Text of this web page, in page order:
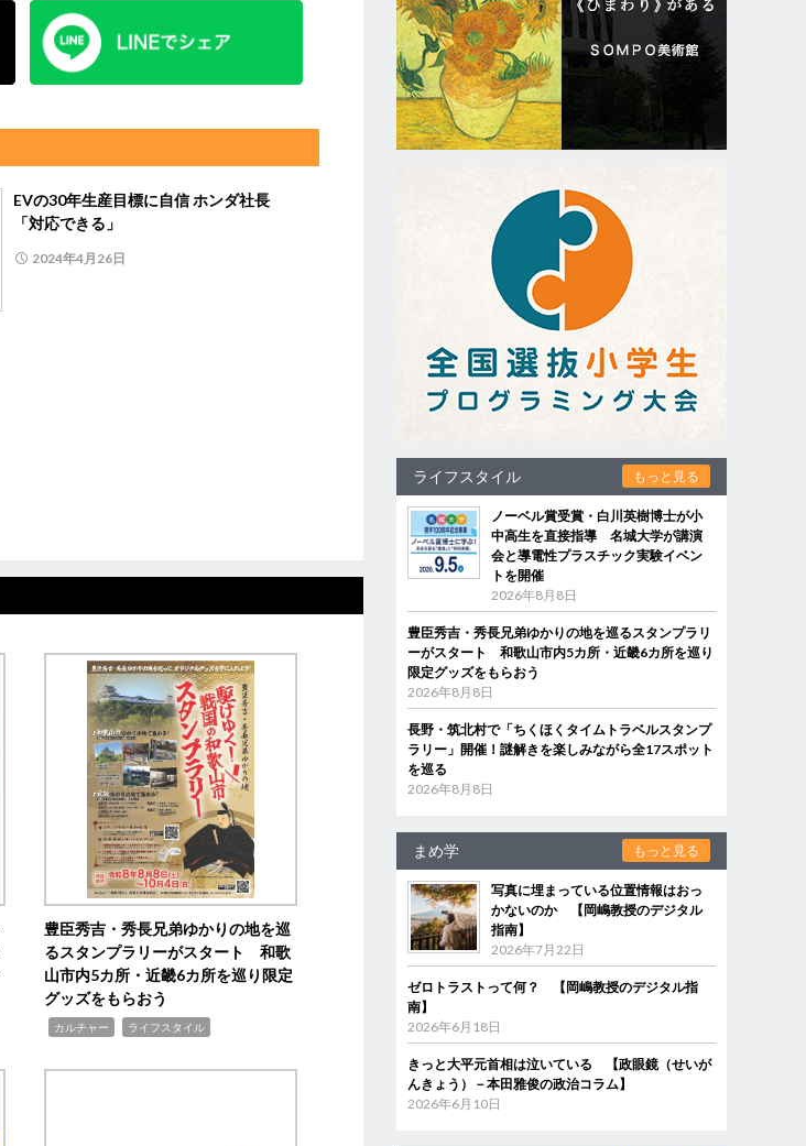
EVの30年生産目標に自信 ホンダ社長
「対応できる」
2024年4月26日
豊臣秀吉・秀長兄弟ゆかりの地を巡
るスタンプラリーがスタート 和歌
山市内5カ所・近畿6カ所を巡り限定
グッズをもらおう
カルチャー ライフスタイル
ライフスタイル もっと見る
ノーベル賞受賞・白川英樹博士が小
中高生を直接指導 名城大学が講演
会と導電性プラスチック実験イベン
トを開催
2026年8月8日
豊臣秀吉・秀長兄弟ゆかりの地を巡るスタンプラリ
ーがスタート 和歌山市内5カ所・近畿6カ所を巡り
限定グッズをもらおう
2026年8月8日
長野・筑北村で「ちくほくタイムトラベルスタンプ
ラリー」開催！謎解きを楽しみながら全17スポット
を巡る
2026年8月8日
まめ学 もっと見る
写真に埋まっている位置情報はおっ
かないのか 【岡嶋教授のデジタル
指南】
2026年7月22日
ゼロトラストって何？ 【岡嶋教授のデジタル指
南】
2026年6月18日
きっと大平元首相は泣いている 【政眼鏡（せいが
んきょう）－本田雅俊の政治コラム】
2026年6月10日